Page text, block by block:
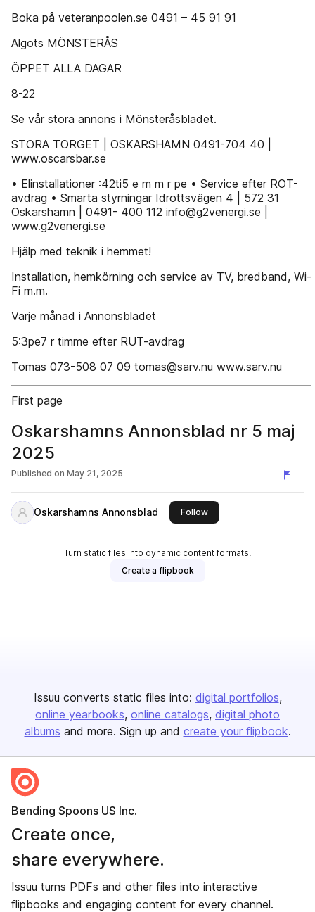
Boka på veteranpoolen.se 0491 – 45 91 91
Algots MÖNSTERÅS
ÖPPET ALLA DAGAR
8-22
Se vår stora annons i Mönsteråsbladet.
STORA TORGET | OSKARSHAMN 0491-704 40 |
www.oscarsbar.se
• Elinstallationer :42ti5 e m m r pe • Service efter ROT-
avdrag • Smarta styrningar Idrottsvägen 4 | 572 31
Oskarshamn | 0491- 400 112 info@g2venergi.se |
www.g2venergi.se
Hjälp med teknik i hemmet!
Installation, hemkörning och service av TV, bredband, Wi-
Fi m.m.
Varje månad i Annonsbladet
5:3pe7 r timme efter RUT-avdrag
Tomas 073-508 07 09 tomas@sarv.nu www.sarv.nu
First page
Oskarshamns Annonsblad nr 5 maj
2025
Published on May 21, 2025
Oskarshamns Annonsblad Followthis publisher
Turn static files into dynamic content formats.
Create a flipbook
Issuu converts static files into: digital portfolios
online yearbooks online catalogs digital photo
albums and more. Sign up and create your flipbook.
Bending Spoons US Inc.
Create once,
share everywhere.
Issuu turns PDFs and other files into interactive
flipbooks and engaging content for every channel.